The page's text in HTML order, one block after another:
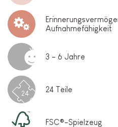
Aufnahmefähigkeit
3 - 6 Jahre
24 24 Teile
FSC®-Spielzeug